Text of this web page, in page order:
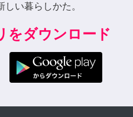
い暮らしかた。
をダウンロード